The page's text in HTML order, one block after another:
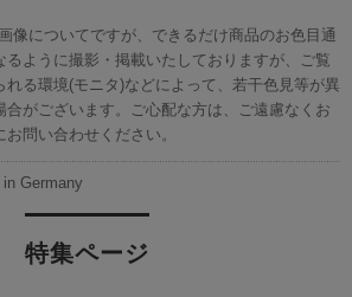
像についてですが、できるだけ商品のお色目通
るように撮影・掲載いたしておりますが、ご覧
れる環境(モニタ)などによって、若干色見等が異
合がございます。ご心配な方は、ご遠慮なくお
お問い合わせください。
in Germany
特集ページ